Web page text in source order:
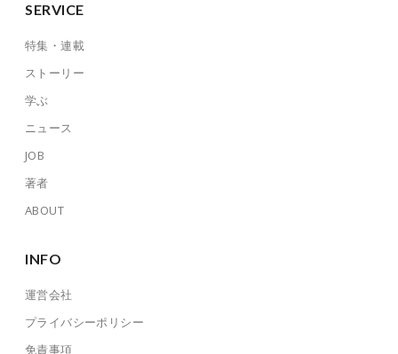
SERVICE
特集・連載
ストーリー
学ぶ
ニュース
JOB
著者
ABOUT
INFO
運営会社
プライバシーポリシー
免責事項